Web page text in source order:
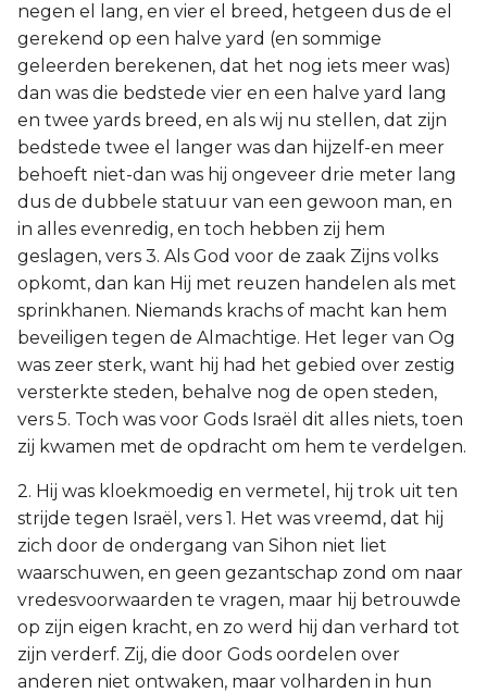
negen el lang, en vier el breed, hetgeen dus de el
gerekend op een halve yard (en sommige
geleerden berekenen, dat het nog iets meer was)
dan was die bedstede vier en een halve yard lang
en twee yards breed, en als wij nu stellen, dat zijn
bedstede twee el langer was dan hijzelf-en meer
behoeft niet-dan was hij ongeveer drie meter lang
dus de dubbele statuur van een gewoon man, en
in alles evenredig, en toch hebben zij hem
geslagen, vers 3. Als God voor de zaak Zijns volks
opkomt, dan kan Hij met reuzen handelen als met
sprinkhanen. Niemands krachs of macht kan hem
beveiligen tegen de Almachtige. Het leger van Og
was zeer sterk, want hij had het gebied over zestig
versterkte steden, behalve nog de open steden,
vers 5. Toch was voor Gods Israël dit alles niets, toen
zij kwamen met de opdracht om hem te verdelgen.
2. Hij was kloekmoedig en vermetel, hij trok uit ten
strijde tegen Israël, vers 1. Het was vreemd, dat hij
zich door de ondergang van Sihon niet liet
waarschuwen, en geen gezantschap zond om naar
vredesvoorwaarden te vragen, maar hij betrouwde
op zijn eigen kracht, en zo werd hij dan verhard tot
zijn verderf. Zij, die door Gods oordelen over
anderen niet ontwaken, maar volharden in hun